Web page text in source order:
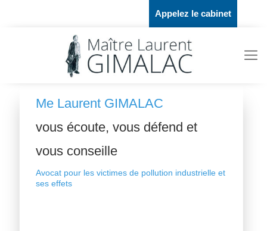
Appelez le cabinet
Me Laurent GIMALAC
vous écoute, vous défend et
vous conseille
Avocat pour les victimes de pollution industrielle et
ses effets